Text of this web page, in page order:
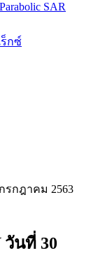
SAR
กซ์
รกฎาคม 2563
วันที่ 30